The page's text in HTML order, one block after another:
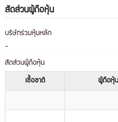
สัดส่วนผู้ถือหุ้น
บริษัทร่วมหุ้นหลัก
-
สัดส่วนผู้ถือหุ้น
เชื้อชาติ ผู้ถือหุ้น